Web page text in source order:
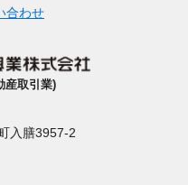
合わせ
産取引業)
入膳3957-2